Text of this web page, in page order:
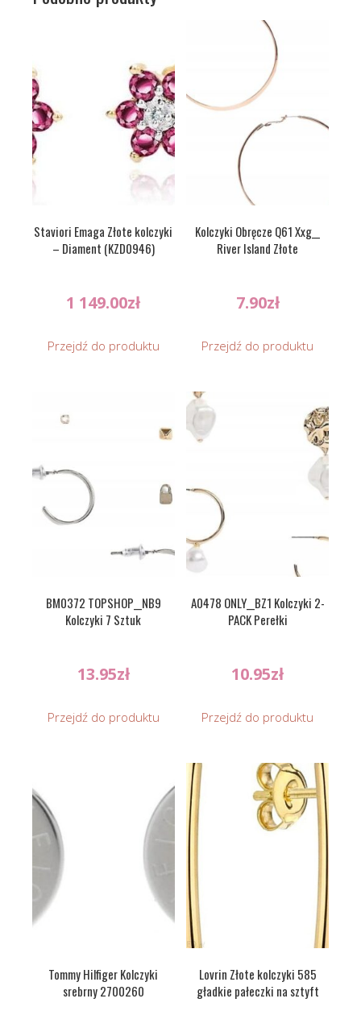
Staviori Emaga Złote kolczyki
– Diament (KZD0946)
1 149.00zł
Przejdź do produktu
Kolczyki Obręcze Q61 Xxg__
River Island Złote
7.90zł
Przejdź do produktu
BM0372 TOPSHOP__NB9
Kolczyki 7 Sztuk
13.95zł
Przejdź do produktu
A0478 ONLY__BZ1 Kolczyki 2-
PACK Perełki
10.95zł
Przejdź do produktu
Tommy Hilfiger Kolczyki
srebrny 2700260
Lovrin Złote kolczyki 585
gładkie pałeczki na sztyft